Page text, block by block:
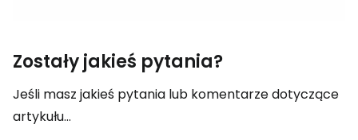
Zostały jakieś pytania?
Jeśli masz jakieś pytania lub komentarze dotyczące
artykułu...